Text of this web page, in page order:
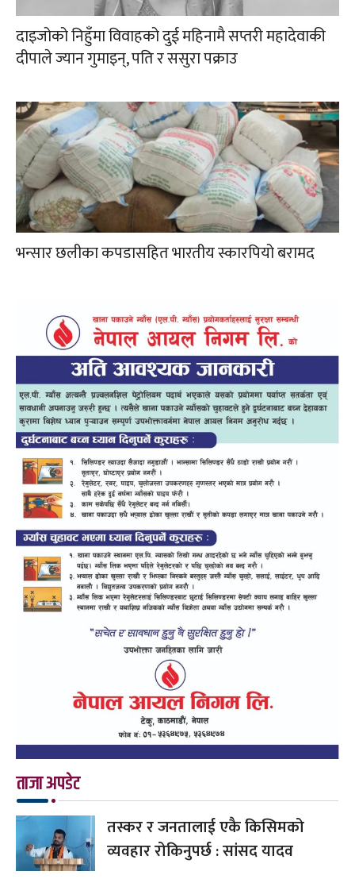
दाइजोको निहुँमा विवाहको दुई महिनामै सप्तरी महादेवाकी
दीपाले ज्यान गुमाइन्, पति र ससुरा पक्राउ
भन्सार छलीका कपडासहित भारतीय स्कारपियो बरामद
ताजा अपडेट
तस्कर र जनतालाई एकै किसिमको
व्यवहार रोकिनुपर्छ : सांसद यादव